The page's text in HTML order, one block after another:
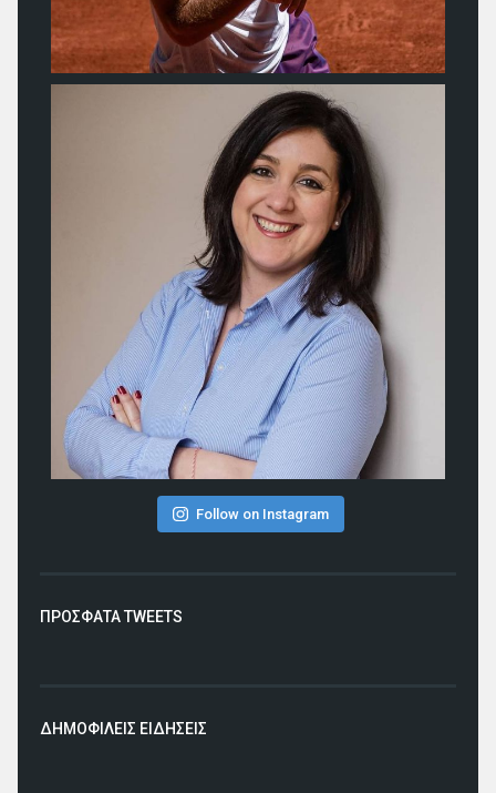
Follow on Instagram
ΠΡΟΣΦΑΤΑ TWEETS
ΔΗΜΟΦΙΛΕΙΣ ΕΙΔΗΣΕΙΣ